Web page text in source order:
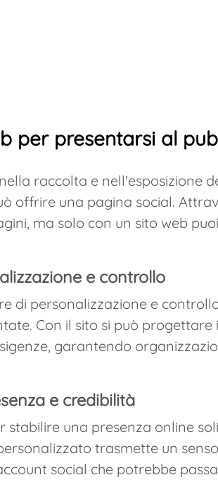
per presentarsi al
raccolta e nell'esposizione
offrire una pagina social.
ma solo con un sito web
e controllo
di personalizzazione e
Con il sito si può progettare
garantendo
e credibilità
una presenza online
trasmette un
social che potrebbe